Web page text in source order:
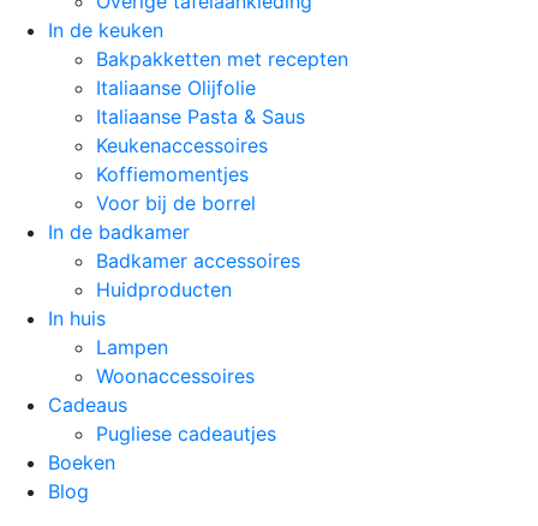
In de keuken
Bakpakketten met recepten
Italiaanse Olijfolie
Italiaanse Pasta & Saus
Keukenaccessoires
Koffiemomentjes
Voor bij de borrel
In de badkamer
Badkamer accessoires
Huidproducten
In huis
Lampen
Woonaccessoires
Cadeaus
Pugliese cadeautjes
Boeken
Blog